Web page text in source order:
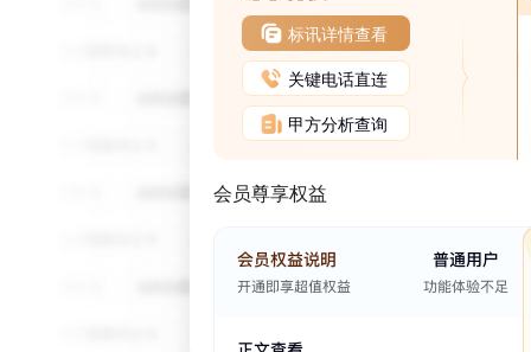
标讯详情查看
关键电话直连
甲方分析查询
会员尊享权益